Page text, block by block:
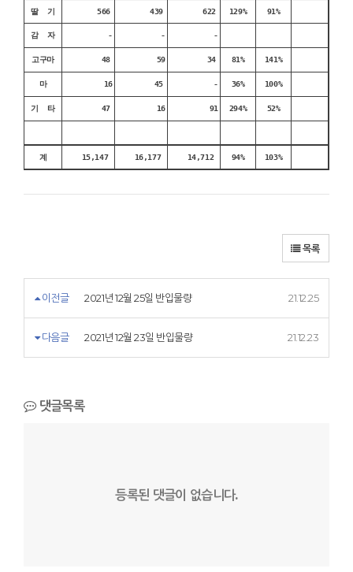
딸 기 566 439 622 129% 91%
감 자 - - -
고구마 48 59 34 81% 141%
마 16 45 - 36% 100%
기 타 47 16 91 294% 52%
계 15,147 16,177 14,712 94% 103%
목록
이전글 2021년 12월 25일 반입물량 21.12.25
다음글 2021년 12월 23일 반입물량 21.12.23
댓글목록
등록된 댓글이 없습니다.